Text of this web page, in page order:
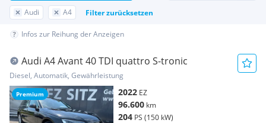
Audi A4 Filter zurücksetzen
Infos zur Reihung der Anzeigen
Premium
Audi A4 Avant 40 TDI quattro S-tronic
Diesel, Automatik, Gewährleistung
2022 EZ
96.600 km
204 PS (150 kW)